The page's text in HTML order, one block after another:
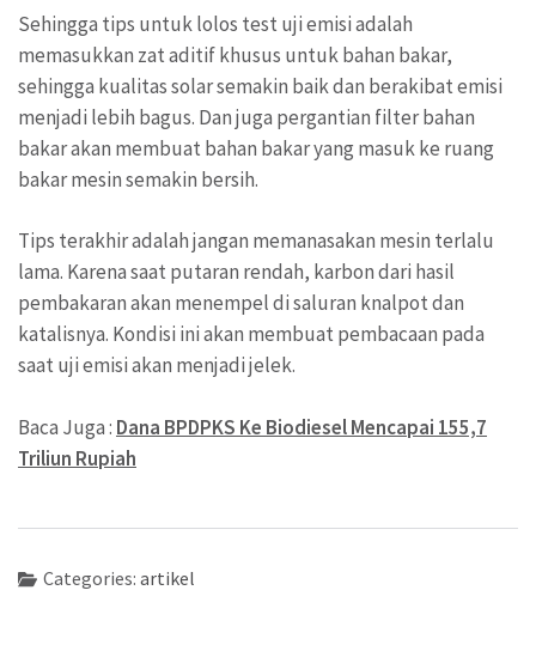
Sehingga tips untuk lolos test uji emisi adalah
memasukkan zat aditif khusus untuk bahan bakar,
sehingga kualitas solar semakin baik dan berakibat emisi
menjadi lebih bagus. Dan juga pergantian filter bahan
bakar akan membuat bahan bakar yang masuk ke ruang
bakar mesin semakin bersih.
Tips terakhir adalah jangan memanasakan mesin terlalu
lama. Karena saat putaran rendah, karbon dari hasil
pembakaran akan menempel di saluran knalpot dan
katalisnya. Kondisi ini akan membuat pembacaan pada
saat uji emisi akan menjadi jelek.
Baca Juga : Dana BPDPKS Ke Biodiesel Mencapai 155,7
Triliun Rupiah
Categories: artikel